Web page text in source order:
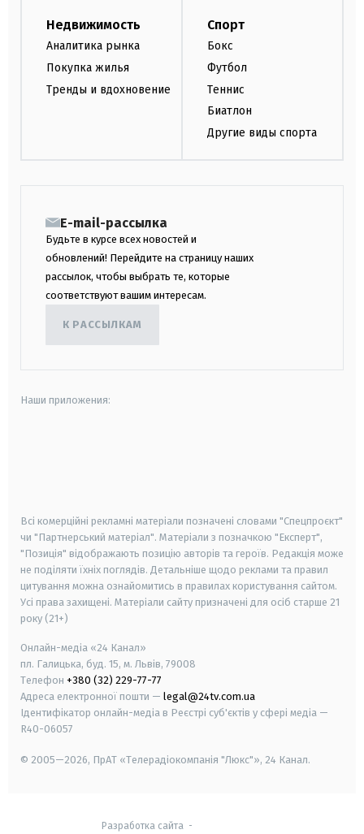
Недвижимость
Аналитика рынка
Покупка жилья
Тренды и вдохновение
Спорт
Бокс
Футбол
Теннис
Биатлон
Другие виды спорта
E-mail-рассылка
Будьте в курсе всех новостей и
обновлений! Перейдите на страницу наших
рассылок, чтобы выбрать те, которые
соответствуют вашим интересам.
К РАССЫЛКАМ
Наши приложения:
Всі комерційні рекламні матеріали позначені словами "Спецпроєкт"
чи "Партнерський матеріал". Матеріали з позначкою "Експерт",
"Позиція" відображають позицію авторів та героїв. Редакція може
не поділяти їхніх поглядів. Детальніше щодо реклами та правил
цитування можна ознайомитись в правилах користування сайтом.
Усі права захищені. Матеріали сайту призначені для осіб старше 21
року (21+)
Онлайн-медіа «24 Канал»
пл. Галицька, буд. 15, м. Львів, 79008
Телефон +380 (32) 229-77-77
Адреса електронної пошти — legal@24tv.com.ua
Ідентифікатор онлайн-медіа в Реєстрі суб'єктів у сфері медіа —
R40-06057
© 2005—2026, ПрАТ «Телерадіокомпанія "Люкс"», 24 Канал.
Разработка сайта -